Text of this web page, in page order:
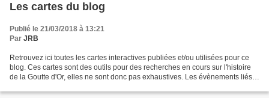
Les cartes du blog
Publié le 21/03/2018 à 13:21
Par JRB
Retrouvez ici toutes les cartes interactives publiées et/ou utilisées pour ce
blog. Ces cartes sont des outils pour des recherches en cours sur l'histoire
de la Goutte d'Or, elles ne sont donc pas exhaustives. Les évènements liés à